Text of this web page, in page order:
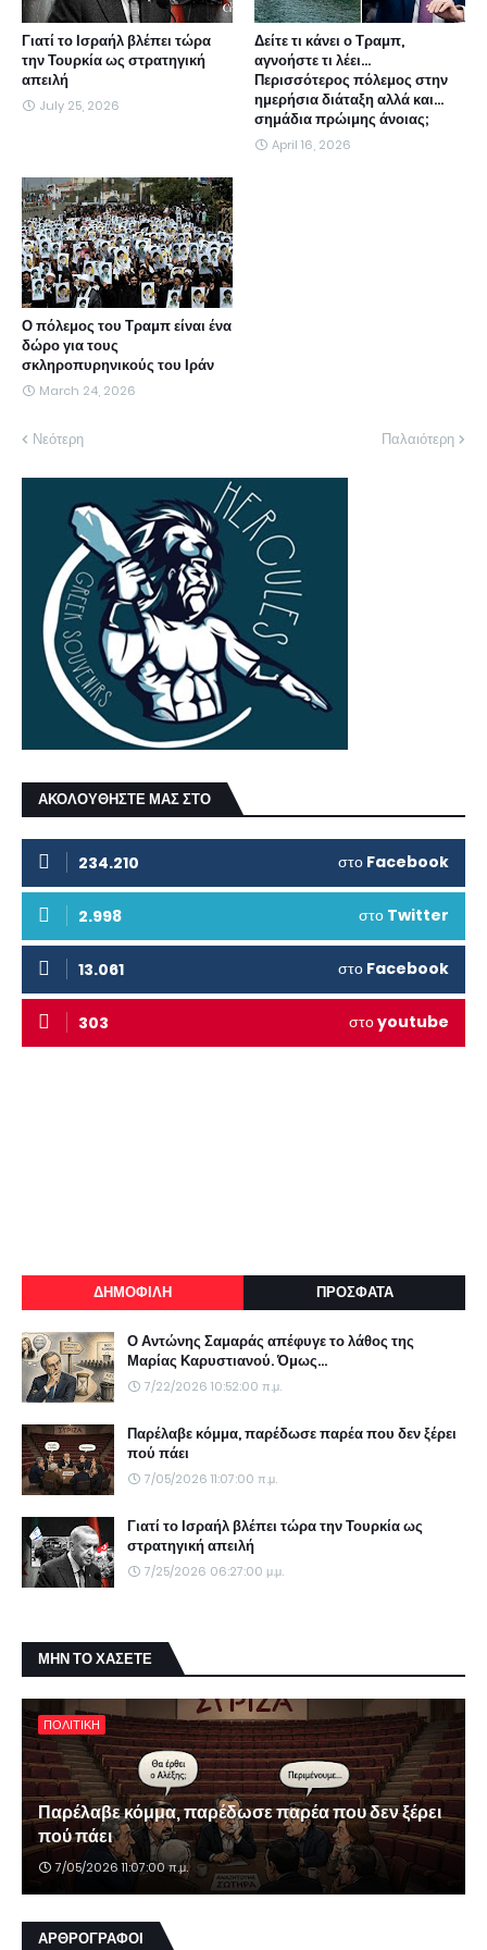
Γιατί το Ισραήλ βλέπει τώρα
την Τουρκία ως στρατηγική
απειλή
July 25, 2026
Δείτε τι κάνει ο Τραμπ,
αγνοήστε τι λέει...
Περισσότερος πόλεμος στην
ημερήσια διάταξη αλλά και...
σημάδια πρώιμης άνοιας;
April 16, 2026
Ο πόλεμος του Τραμπ είναι ένα
δώρο για τους
σκληροπυρηνικούς του Ιράν
March 24, 2026
Νεότερη Παλαιότερη
ΑΚΟΛΟΥΘΗΣΤΕ ΜΑΣ ΣΤΟ
234.210 στο Facebook
2.998 στο Twitter
13.061 στο Facebook
303 στοyoutube
ΔΗΜΟΦΙΛΗ ΠΡΟΣΦΑΤΑ
Ο Αντώνης Σαμαράς απέφυγε το λάθος της
Μαρίας Καρυστιανού. Όμως...
7/22/2026 10:52:00 π.μ.
Παρέλαβε κόμμα, παρέδωσε παρέα που δεν ξέρει
πού πάει
7/05/2026 11:07:00 π.μ.
Γιατί το Ισραήλ βλέπει τώρα την Τουρκία ως
στρατηγική απειλή
7/25/2026 06:27:00 μ.μ.
ΜΗΝ ΤΟ ΧΑΣΕΤΕ
ΠΟΛΙΤΙΚΗ
Παρέλαβε κόμμα, παρέδωσε παρέα που δεν ξέρει
πού πάει
7/05/2026 11:07:00 π.μ.
ΑΡΘΡΟΓΡΑΦΟΙ